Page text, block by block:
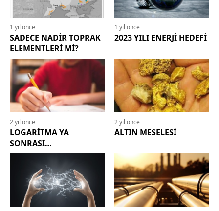
1 yıl önce
SADECE NADİR TOPRAK
ELEMENTLERİ Mİ?
1 yıl önce
2023 YILI ENERJİ HEDEFİ
2 yıl önce
LOGARİTMA YA
SONRASI…
2 yıl önce
ALTIN MESELESİ